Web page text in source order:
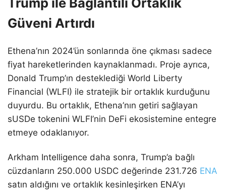
Güveni Artırdı
Ethena’nın 2024’ün sonlarında öne çıkması sadece
fiyat hareketlerinden kaynaklanmadı. Proje ayrıca,
Donald Trump’ın desteklediği World Liberty
Financial (WLFI) ile stratejik bir ortaklık kurduğunu
duyurdu. Bu ortaklık, Ethena’nın getiri sağlayan
sUSDe tokenini WLFI’nin DeFi ekosistemine entegre
etmeye odaklanıyor.
Arkham Intelligence daha sonra, Trump’a bağlı
cüzdanların 250.000 USDC değerinde 231.726 ENA
satın aldığını ve ortaklık kesinleşirken ENA’yı